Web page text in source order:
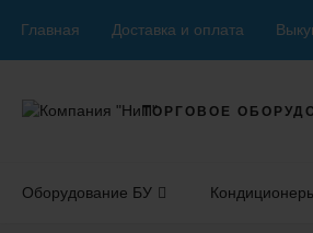
Главная Доставка и оплата
ТОРГОВОЕ
Оборудование БУ